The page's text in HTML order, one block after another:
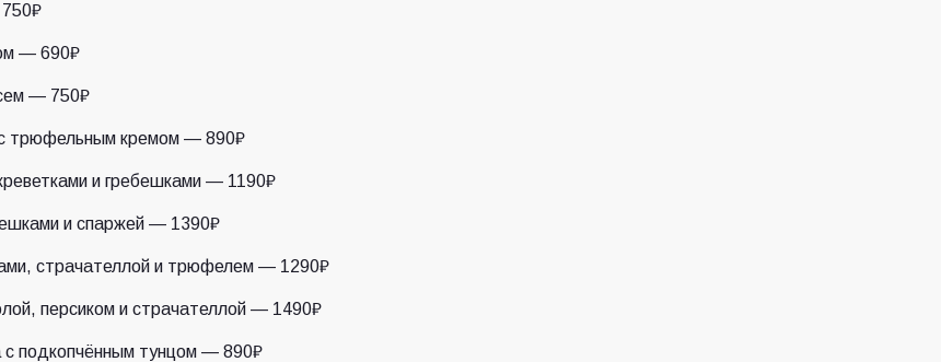
— 690₽
— 750₽
трюфельным кремом — 890₽
и гребешками — 1190₽
и спаржей — 1390₽
страчателлой и трюфелем — 1290₽
персиком и страчателлой — 1490₽
с подкопчённым тунцом — 890₽